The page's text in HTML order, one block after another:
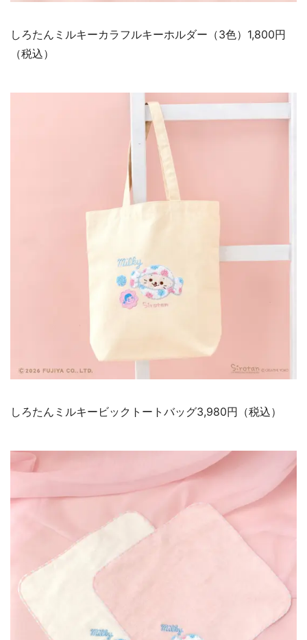
しろたんミルキーカラフルキーホルダー（3色）1,800円
（税込）
しろたんミルキービックトートバッグ3,980円（税込）